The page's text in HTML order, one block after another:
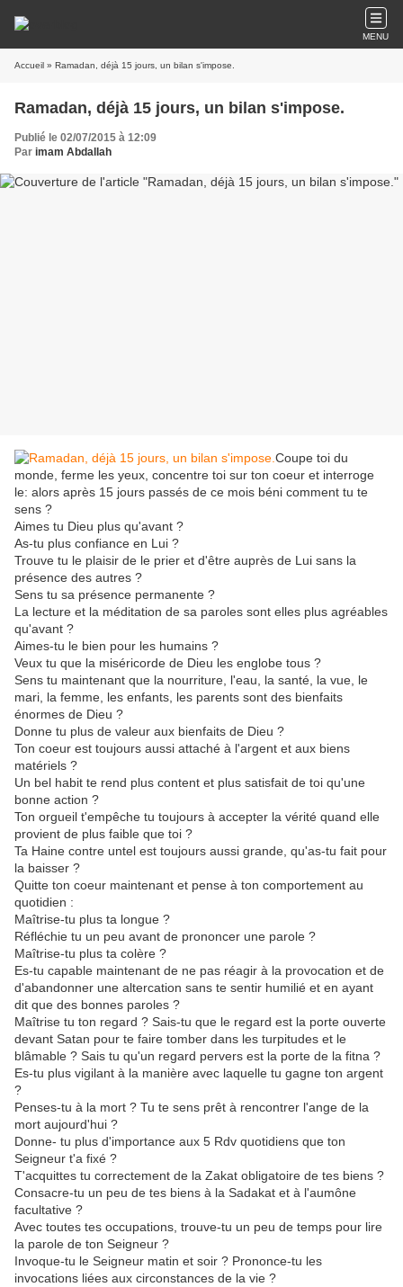
MENU
Accueil » Ramadan, déjà 15 jours, un bilan s'impose.
Ramadan, déjà 15 jours, un bilan s'impose.
Publié le 02/07/2015 à 12:09
Par imam Abdallah
Coupe toi du
monde, ferme les yeux, concentre toi sur ton coeur et interroge
le: alors après 15 jours passés de ce mois béni comment tu te
sens ?
Aimes tu Dieu plus qu'avant ?
As-tu plus confiance en Lui ?
Trouve tu le plaisir de le prier et d'être auprès de Lui sans la
présence des autres ?
Sens tu sa présence permanente ?
La lecture et la méditation de sa paroles sont elles plus agréables
qu'avant ?
Aimes-tu le bien pour les humains ?
Veux tu que la miséricorde de Dieu les englobe tous ?
Sens tu maintenant que la nourriture, l'eau, la santé, la vue, le
mari, la femme, les enfants, les parents sont des bienfaits
énormes de Dieu ?
Donne tu plus de valeur aux bienfaits de Dieu ?
Ton coeur est toujours aussi attaché à l'argent et aux biens
matériels ?
Un bel habit te rend plus content et plus satisfait de toi qu'une
bonne action ?
Ton orgueil t'empêche tu toujours à accepter la vérité quand elle
provient de plus faible que toi ?
Ta Haine contre untel est toujours aussi grande, qu'as-tu fait pour
la baisser ?
Quitte ton coeur maintenant et pense à ton comportement au
quotidien :
Maîtrise-tu plus ta longue ?
Réfléchie tu un peu avant de prononcer une parole ?
Maîtrise-tu plus ta colère ?
Es-tu capable maintenant de ne pas réagir à la provocation et de
d'abandonner une altercation sans te sentir humilié et en ayant
dit que des bonnes paroles ?
Maîtrise tu ton regard ? Sais-tu que le regard est la porte ouverte
devant Satan pour te faire tomber dans les turpitudes et le
blâmable ? Sais tu qu'un regard pervers est la porte de la fitna ?
Es-tu plus vigilant à la manière avec laquelle tu gagne ton argent
?
Penses-tu à la mort ? Tu te sens prêt à rencontrer l'ange de la
mort aujourd'hui ?
Donne- tu plus d'importance aux 5 Rdv quotidiens que ton
Seigneur t'a fixé ?
T'acquittes tu correctement de la Zakat obligatoire de tes biens ?
Consacre-tu un peu de tes biens à la Sadakat et à l'aumône
facultative ?
Avec toutes tes occupations, trouve-tu un peu de temps pour lire
la parole de ton Seigneur ?
Invoque-tu le Seigneur matin et soir ? Prononce-tu les
invocations liées aux circonstances de la vie ?